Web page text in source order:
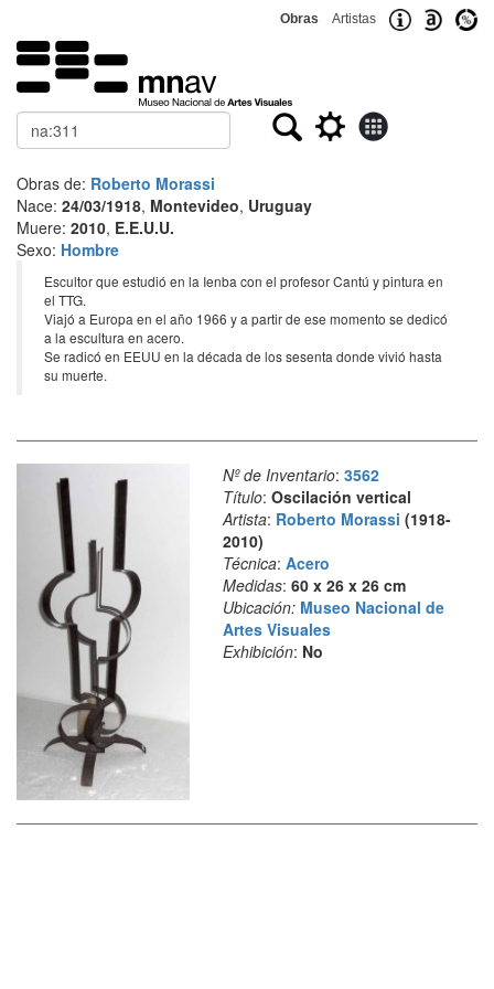
Obras Artistas
Buscar
Obras de: Roberto Morassi
Nace: 24/03/1918, Montevideo, Uruguay
Muere: 2010, E.E.U.U.
Sexo: Hombre
Escultor que estudió en la Ienba con el profesor Cantú y pintura en
el TTG.
Viajó a Europa en el año 1966 y a partir de ese momento se dedicó
a la escultura en acero.
Se radicó en EEUU en la década de los sesenta donde vivió hasta
su muerte.
Nº de Inventario: 3562
Título: Oscilación vertical
Artista: Roberto Morassi (1918-
2010)
Técnica: Acero
Medidas: 60 x 26 x 26 cm
Ubicación: Museo Nacional de
Artes Visuales
Exhibición: No